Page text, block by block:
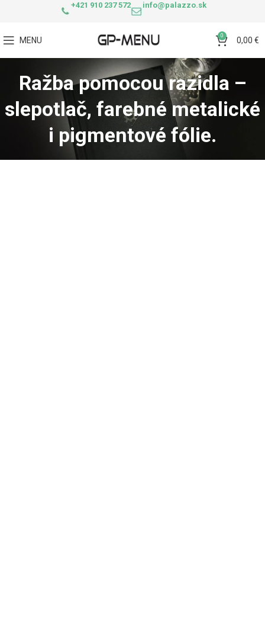
+421 910 237 572 info@palazzo.sk
MENU 0 0,00 €
Ražba pomocou razidla –
slepotlač, farebné metalické
i pigmentové fólie.